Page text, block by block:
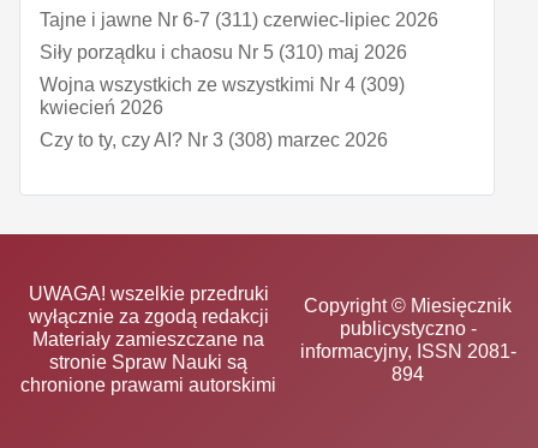
Tajne i jawne Nr 6-7 (311) czerwiec-lipiec 2026
Siły porządku i chaosu Nr 5 (310) maj 2026
Wojna wszystkich ze wszystkimi Nr 4 (309)
kwiecień 2026
Czy to ty, czy AI? Nr 3 (308) marzec 2026
UWAGA! wszelkie przedruki
wyłącznie za zgodą redakcji
Materiały zamieszczane na
stronie Spraw Nauki są
chronione prawami autorskimi
Copyright © Miesięcznik
publicystyczno -
informacyjny, ISSN 2081-
894